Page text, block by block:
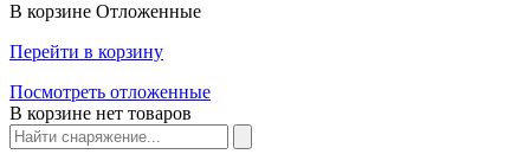
В корзине Отложенные
Перейти в корзину
Посмотреть отложенные
В корзине нет товаров